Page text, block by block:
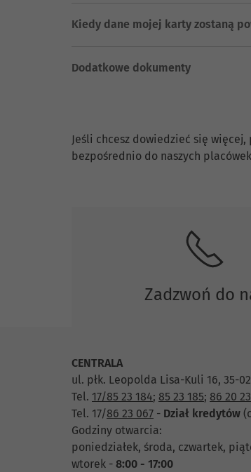
Kiedy dane mojej karty zostaną
Dodatkowe dokumenty
Skontaktuj się z nami.
Jeśli chcesz dowiedzieć się
bezpośrednio do naszych
Zadzwoń do
CENTRALA
ul. płk. Leopolda Lisa-Kuli 16, 35-
Tel. 17/85 23 184; 85 23 185; 86 20
Tel. 17/86 23 067 - Dział kredytów
Godziny otwarcia:
poniedziałek, środa, czwartek,
wtorek - 8:00 - 17:00